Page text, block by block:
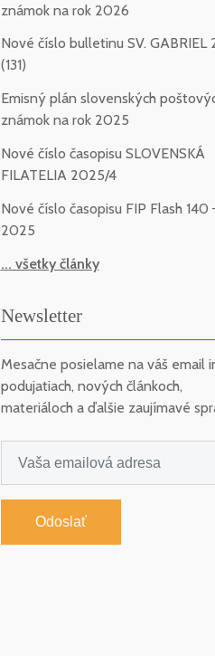
známok na rok 2026
Nové číslo bulletinu SV. GABRIEL
(131)
Emisný plán slovenských
známok na rok 2025
Nové číslo časopisu SLOVENSKÁ
FILATELIA 2025/4
Nové číslo časopisu FIP Flash 140
2025
... všetky články
Newsletter
Mesačne posielame na váš email
podujatiach, nových článkoch,
materiáloch a ďalšie zaujímavé
Odoslať